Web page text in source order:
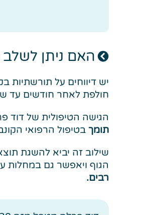
האם ניתן
יש דיווחים על
חולפת לאחר חודשים עד
הגישה הטיפולית של דוד
תומך בטיפול הרפואי
שילוב זה יביא להשגת
הגוף ויאפשר גם במחלות
רבים.